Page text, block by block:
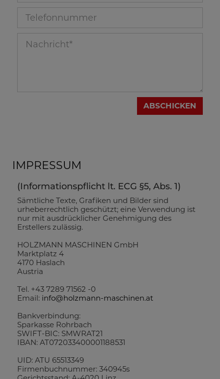
Telefonnummer_336
Nachricht_13
ABSCHICKEN
IMPRESSUM
(Informationspflicht lt. ECG §5, Abs. 1)
Sämtliche Texte, Grafiken und Bilder sind
urheberrechtlich geschützt; eine Verwendung ist
nur mit ausdrücklicher Genehmigung des
Erstellers zulässig.
HOLZMANN MASCHINEN GmbH
Marktplatz 4
4170 Haslach
Austria
Tel. +43 7289 71562 -0
Email: info@holzmann-maschinen.at
Bankverbindung:
Sparkasse Rohrbach
SWIFT-BIC: SMWRAT21
IBAN: AT072033400001188531
UID: ATU 65513349
Firmenbuchnummer: 340945s